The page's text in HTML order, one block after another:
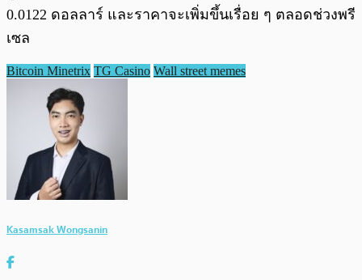
0.0122 ดอลลาร์ และราคาจะเพิ่มขึ้นเรื่อย ๆ ตลอดช่วงพรี
เซล
Bitcoin Minetrix TG Casino Wall street memes
Kasamsak Wongsanin